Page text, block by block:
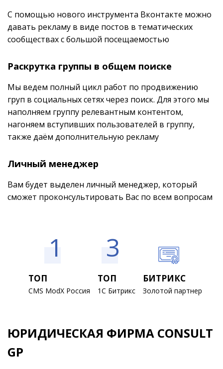
С помощью нового инструмента Вконтакте можно
давать рекламу в виде постов в тематических
сообществах с большой посещаемостью
Раскрутка группы в общем поиске
Мы ведем полный цикл работ по продвижению
груп в социальных сетях через поиск. Для этого мы
наполняем группу релевантным контентом,
нагоняем вступивших пользователей в группу,
также даём дополнительную рекламу
Личный менеджер
Вам будет выделен личный менеджер, который
сможет проконсультировать Вас по всем вопросам
1
ТОП
CMS ModX Россия
3
ТОП
1С Битрикс
БИТРИКС
Золотой партнер
ЮРИДИЧЕСКАЯ ФИРМА CONSULT
GP